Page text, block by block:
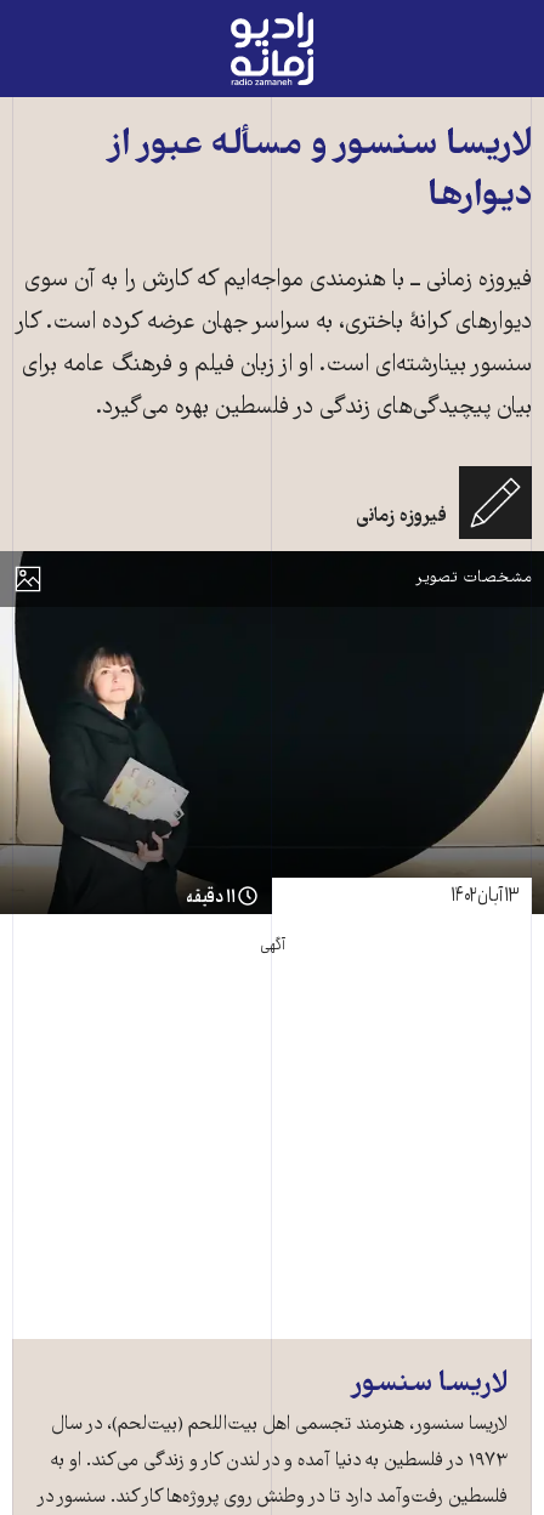
رادیو
زمانه
صفحه
لاریسا سنسور و مسأله عبور از
دیوارها
فیروزه زمانی ــ با هنرمندی مواجه‌ایم که کارش را به آن سوی
دیوارهای کرانۀ باختری، به سراسر جهان عرضه کرده است. کار
سنسور بینارشته‌ای است. او از زبان فیلم و فرهنگ عامه برای
بیان پیچیدگی‌های زندگی در فلسطین بهره می‌گیرد.
فیروزه زمانی
نمایش
مشخصات تصویر
لاریسا سنسور، هنرمند فلسطینی در غرفه دانمارک در بی‌ینال ونیز (عکس:
اینستاگرام هنرمند)
۱۳ آبان ۱۴۰۲ ۱۱ دقیقه
آگهی
لاریسا سنسور
لاریسا سنسور، هنرمند تجسمی اهل بیت‌اللحم (بیت‌لحم)، در سال
۱۹۷۳ در فلسطین به دنیا آمده و در لندن کار و زندگی می‌کند. او به
فلسطین رفت‌‌وآمد دارد تا در وطنش روی پروژه‌ها کار کند. سنسور در